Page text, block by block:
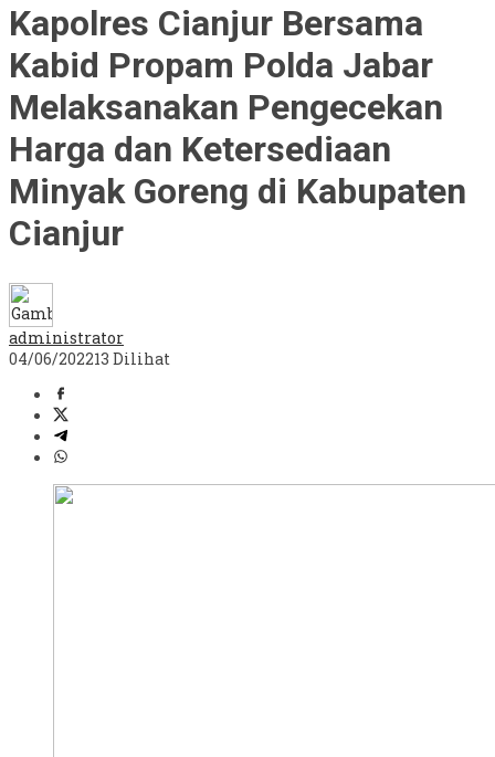
Kapolres Cianjur Bersama
Kabid Propam Polda Jabar
Melaksanakan Pengecekan
Harga dan Ketersediaan
Minyak Goreng di Kabupaten
Cianjur
administrator
04/06/202213 Dilihat